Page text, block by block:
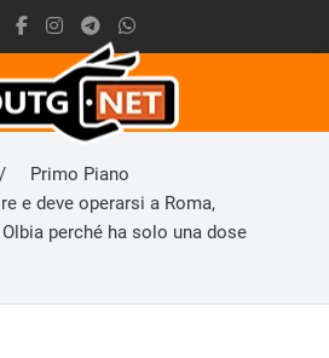
Primo Piano
e deve operarsi a Roma,
perché ha solo una dose